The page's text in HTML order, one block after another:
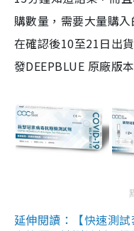
購數量，需要大量購
在確認後10至21日出
發DEEPBLUE 原廠版
延伸閱讀：【快速測